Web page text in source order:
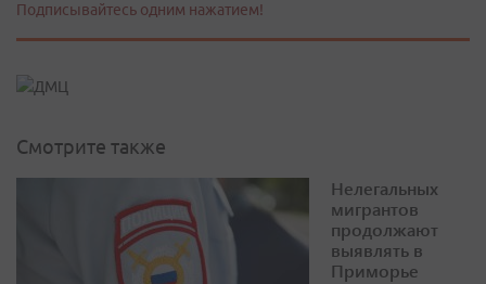
Подписывайтесь одним нажатием!
Смотрите также
Нелегальных
мигрантов
продолжают
выявлять в
Приморье